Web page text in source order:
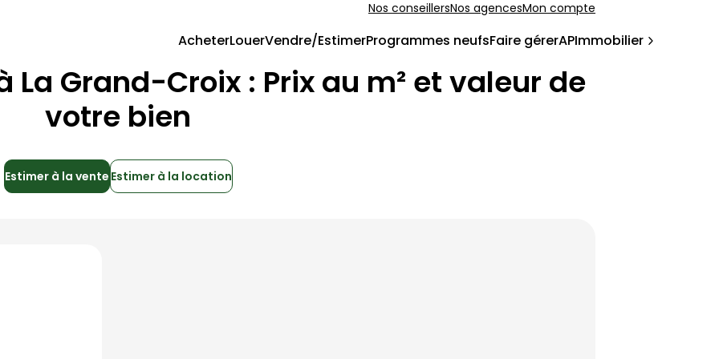
Nos conseillersNos agencesMon compte
AcheterLouerVendre/EstimerProgrammes neufsFaire gérerAPImmobilier
La Grand-Croix : Prix au m² et valeur de
votre bien
Estimer à la vente Estimer à la location